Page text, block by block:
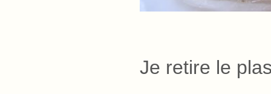
Je retire le